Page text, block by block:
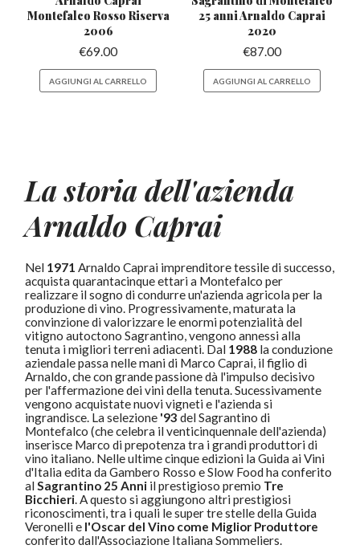
Montefalco Rosso Riserva
2006
€69.00
AGGIUNGI AL CARRELLO
25 anni Arnaldo Caprai
2020
€87.00
AGGIUNGI AL CARRELLO
La storia dell'azienda
Arnaldo Caprai
Nel 1971 Arnaldo Caprai imprenditore tessile di successo,
acquista quarantacinque ettari a Montefalco per
realizzare il sogno di condurre un'azienda agricola per la
produzione di vino. Progressivamente, maturata la
convinzione di valorizzare le enormi potenzialità del
vitigno autoctono Sagrantino, vengono annessi alla
tenuta i migliori terreni adiacenti. Dal 1988 la conduzione
aziendale passa nelle mani di Marco Caprai, il figlio di
Arnaldo, che con grande passione dà l'impulso decisivo
per l'affermazione dei vini della tenuta. Sucessivamente
vengono acquistate nuovi vigneti e l'azienda si
ingrandisce. La selezione '93 del Sagrantino di
Montefalco (che celebra il venticinquennale dell'azienda)
inserisce Marco di prepotenza tra i grandi produttori di
vino italiano. Nelle ultime cinque edizioni la Guida ai Vini
d'Italia edita da Gambero Rosso e Slow Food ha conferito
alSagrantino 25 Anni il prestigioso premio Tre
Bicchieri. A questo si aggiungono altri prestigiosi
riconoscimenti, tra i quali le super tre stelle della Guida
Veronelli e l'Oscar del Vino come Miglior Produttore
conferito dall'Associazione Italiana Sommeliers.